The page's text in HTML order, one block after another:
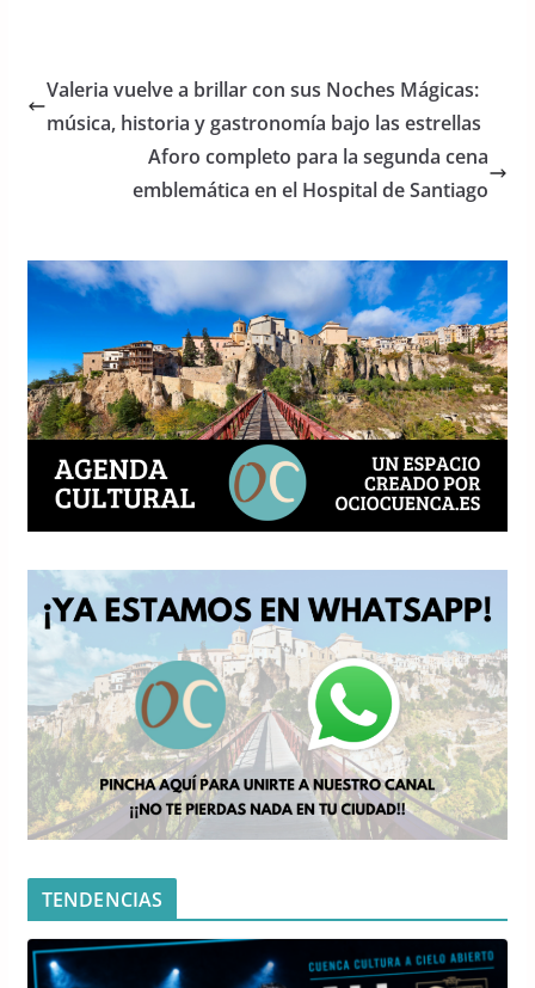
e
b
er s
A
p
p
Valeria vuelve a brillar con sus Noches Mágicas:
música, historia y gastronomía bajo las estrellas
Aforo completo para la segunda cena
emblemática en el Hospital de Santiago
TENDENCIAS